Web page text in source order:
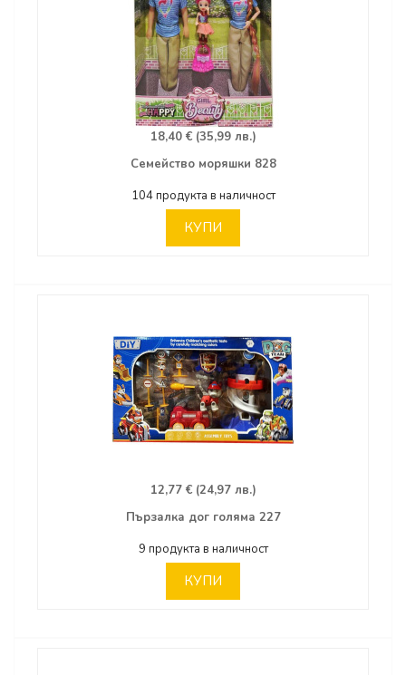
18,40 € (35,99 лв.)
Семейство моряшки 828
104 продукта в наличност
КУПИ
12,77 € (24,97 лв.)
Пързалка дог голяма 227
9 продукта в наличност
КУПИ